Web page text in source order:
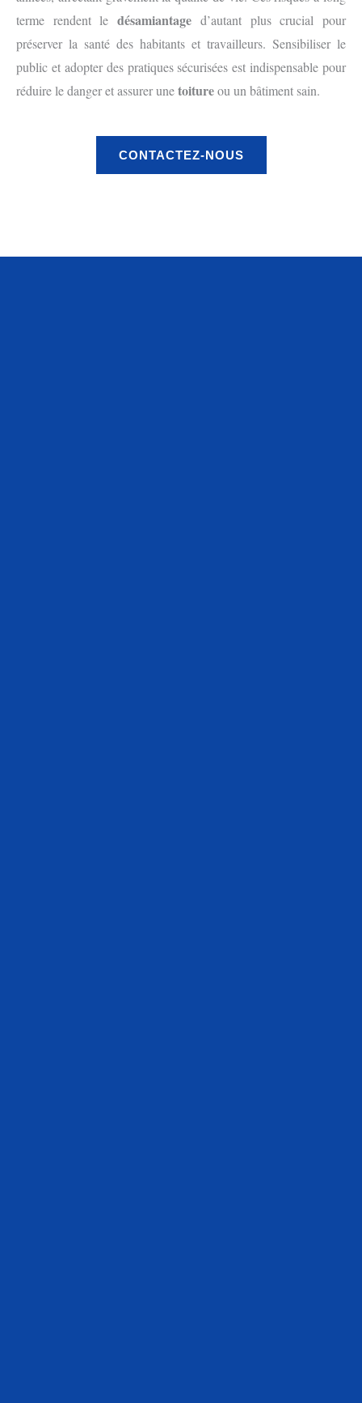
terme rendent ledésamiantage d’autant plus crucial pour
préserver la santé des habitants et travailleurs. Sensibiliser le
public et adopter des pratiques sécurisées est indispensable pour
réduire le danger et assurer unetoitureou un bâtiment sain.
CONTACTEZ-NOUS